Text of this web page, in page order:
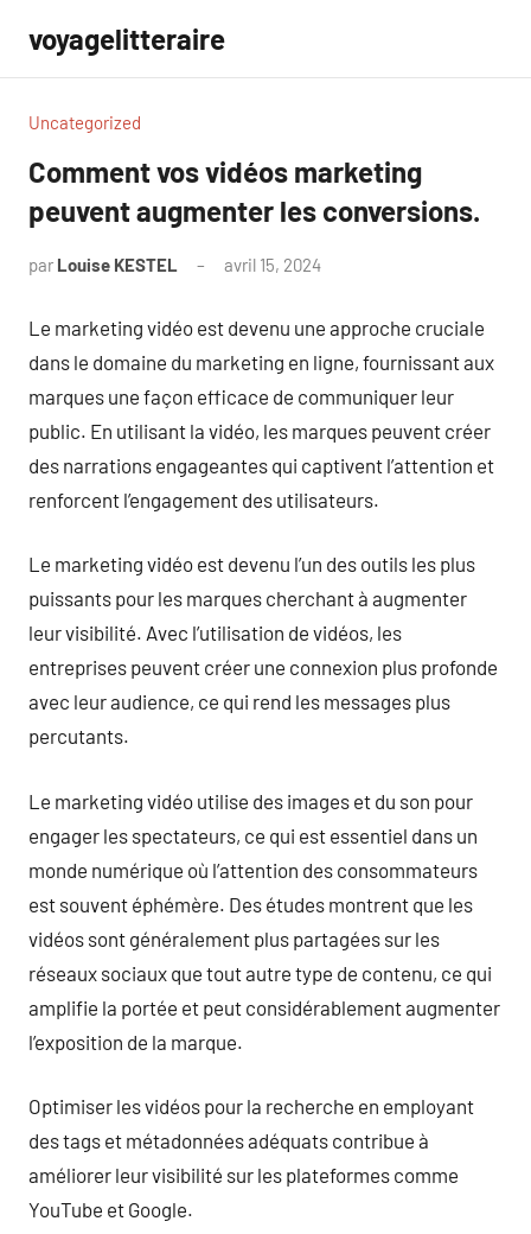
contenu
voyagelitteraire
Uncategorized
Comment vos vidéos marketing
peuvent augmenter les conversions.
par Louise KESTEL avril 15, 2024
Le marketing vidéo est devenu une approche cruciale
dans le domaine du marketing en ligne, fournissant aux
marques une façon efficace de communiquer leur
public. En utilisant la vidéo, les marques peuvent créer
des narrations engageantes qui captivent l’attention et
renforcent l’engagement des utilisateurs.
Le marketing vidéo est devenu l’un des outils les plus
puissants pour les marques cherchant à augmenter
leur visibilité. Avec l’utilisation de vidéos, les
entreprises peuvent créer une connexion plus profonde
avec leur audience, ce qui rend les messages plus
percutants.
Le marketing vidéo utilise des images et du son pour
engager les spectateurs, ce qui est essentiel dans un
monde numérique où l’attention des consommateurs
est souvent éphémère. Des études montrent que les
vidéos sont généralement plus partagées sur les
réseaux sociaux que tout autre type de contenu, ce qui
amplifie la portée et peut considérablement augmenter
l’exposition de la marque.
Optimiser les vidéos pour la recherche en employant
des tags et métadonnées adéquats contribue à
améliorer leur visibilité sur les plateformes comme
YouTube et Google.